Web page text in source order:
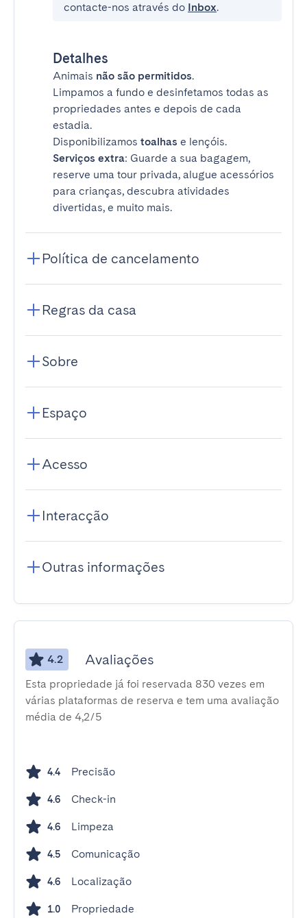
contacte-nos através do Inbox.
Detalhes
Animais não são permitidos.
Limpamos a fundo e desinfetamos todas as
propriedades antes e depois de cada
estadia.
Disponibilizamos toalhas e lençóis.
Serviços extra: Guarde a sua bagagem,
reserve uma tour privada, alugue acessórios
para crianças, descubra atividades
divertidas, e muito mais.
Política de cancelamento
Regras da casa
Sobre
Espaço
Acesso
Interacção
Outras informações
4.2 Avaliações
Esta propriedade já foi reservada 830 vezes em
várias plataformas de reserva e tem uma avaliação
média de 4,2/5
4.4 Precisão
4.6 Check-in
4.6 Limpeza
4.5 Comunicação
4.6 Localização
1.0 Propriedade